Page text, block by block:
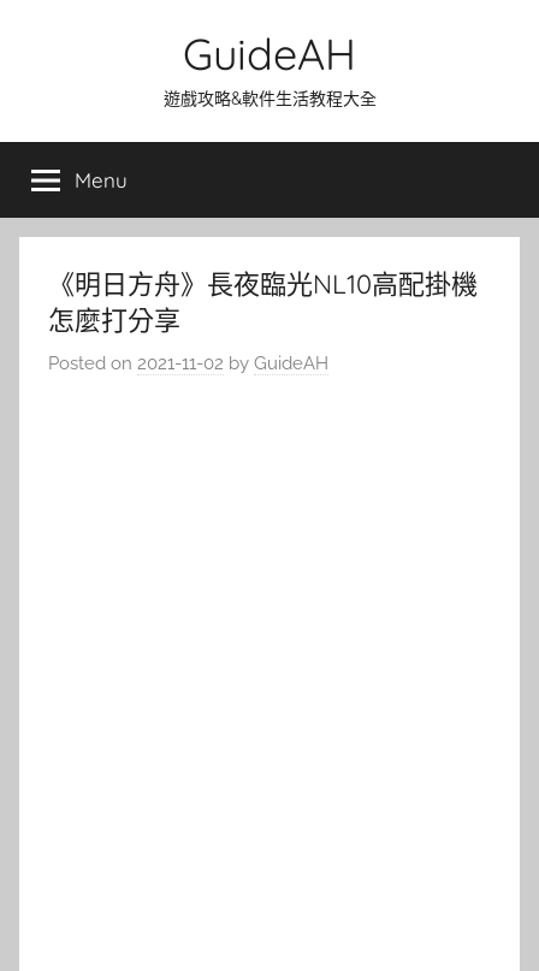
GuideAH
遊戲攻略&軟件生活教程大全
Menu
《明日方舟》長夜臨光NL10高配掛機
怎麼打分享
Posted on 2021-11-02 by GuideAH